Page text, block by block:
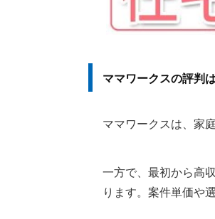
応募後に返事
電話連絡が多
合う人：家庭
ママワークスのよ
ママワークス
ママワークスの評判
ママワークスは、家
一方で、最初から高
ります。案件単価や